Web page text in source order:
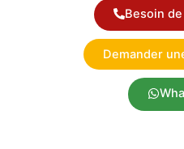
Besoin
Demander